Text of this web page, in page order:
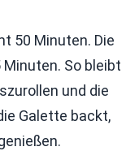
50 Minuten. Die
So bleibt
und die
Galette backt,